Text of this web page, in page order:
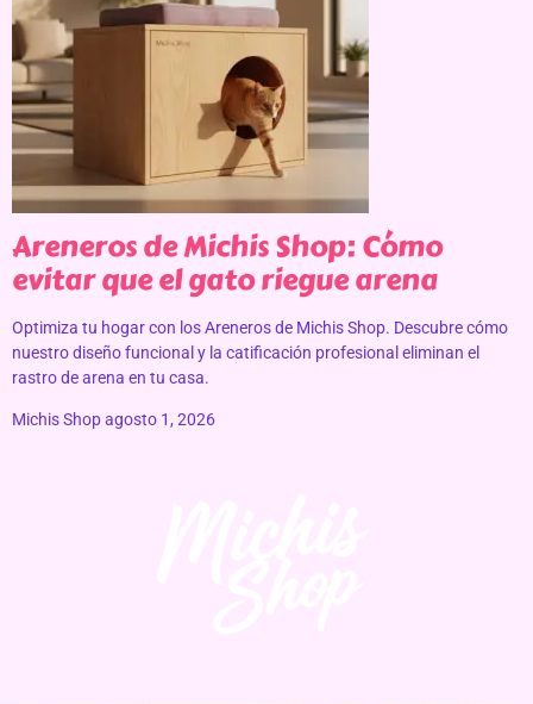
Areneros de Michis Shop: Cómo
evitar que el gato riegue arena
Optimiza tu hogar con los Areneros de Michis Shop. Descubre cómo
nuestro diseño funcional y la catificación profesional eliminan el
rastro de arena en tu casa.
Michis Shopagosto 1, 2026